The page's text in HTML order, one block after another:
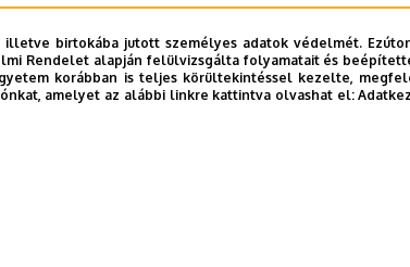
birtokába jutott személyes adatok védelmét.
Rendelet alapján felülvizsgálta folyamatait és
korábban is teljes körültekintéssel kezelte,
amelyet az alábbi linkre kattintva olvashat el: